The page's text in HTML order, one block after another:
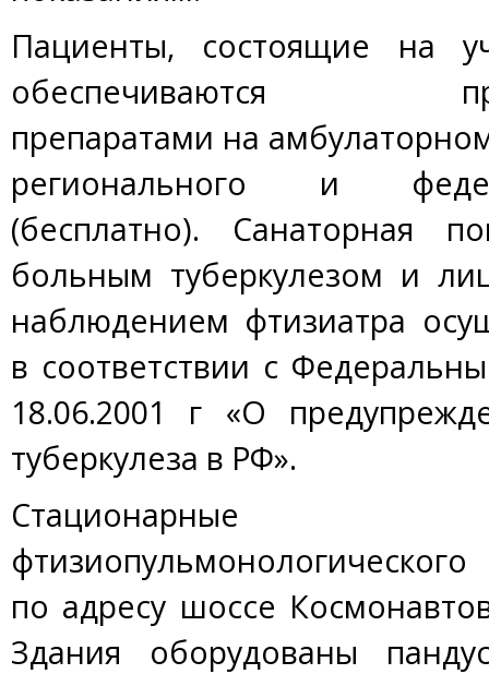
Пациенты, состоящие на
обеспечиваются
препаратами на
регионального и
(бесплатно). Санаторная
больным туберкулезом и
наблюдением фтизиатра
в соответствии с
18.06.2001 г «О
туберкулеза в РФ».
по адресу шоссе
Здания оборудованы